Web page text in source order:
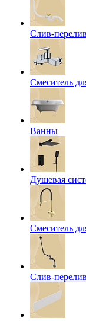
Слив-
Смеситель
Ванны
Душевая
Смеситель
Слив-